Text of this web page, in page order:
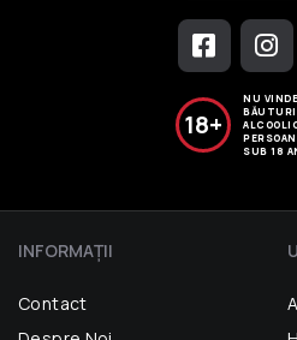
18+
NU
BĂUTURI
SUB 18
INFORMAŢII
Contact